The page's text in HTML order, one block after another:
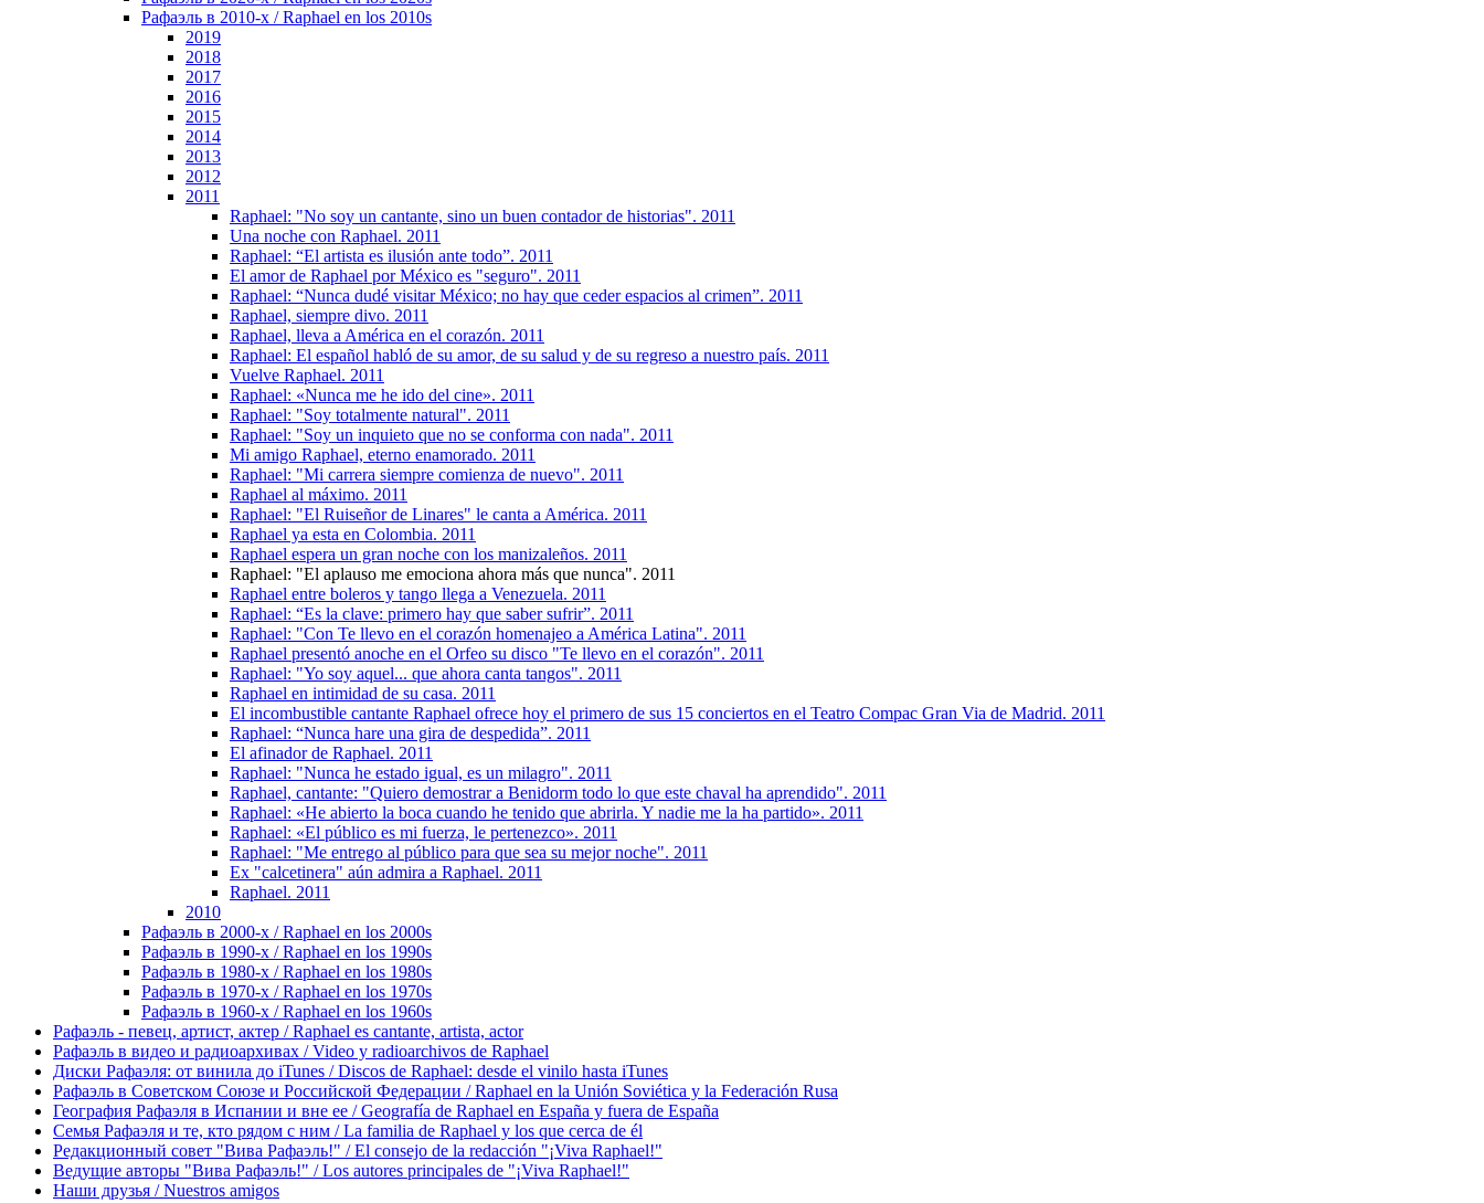
Рафаэль в 2010-х / Raphael en los 2010s
2019
2018
2017
2016
2015
2014
2013
2012
2011
Raphael: "No soy un cantante, sino un buen contador de historias". 2011
Una noche con Raphael. 2011
Raphael: “El artista es ilusión ante todo”. 2011
El amor de Raphael por México es "seguro". 2011
Raphael: “Nunca dudé visitar México; no hay que ceder espacios al crimen”. 2011
Raphael, siempre divo. 2011
Raphael, lleva a América en el corazón. 2011
Raphael: El español habló de su amor, de su salud y de su regreso a nuestro país. 2011
Vuelve Raphael. 2011
Raphael: «Nunca me he ido del cine». 2011
Raphael: "Soy totalmente natural". 2011
Raphael: "Soy un inquieto que no se conforma con nada". 2011
Mi amigo Raphael, eterno enamorado. 2011
Raphael: "Mi carrera siempre comienza de nuevo". 2011
Raphael al máximo. 2011
Raphael: "El Ruiseñor de Linares" le canta a América. 2011
Raphael ya esta en Colombia. 2011
Raphael espera un gran noche con los manizaleños. 2011
Raphael: "El aplauso me emociona ahora más que nunca". 2011
Raphael entre boleros y tango llega a Venezuela. 2011
Raphael: “Es la clave: primero hay que saber sufrir”. 2011
Raphael: "Con Te llevo en el corazón homenajeo a América Latina". 2011
Raphael presentó anoche en el Orfeo su disco "Te llevo en el corazón". 2011
Raphael: "Yo soy aquel... que ahora canta tangos". 2011
Raphael en intimidad de su casa. 2011
El incombustible cantante Raphael ofrece hoy el primero de sus 15 conciertos en el Teatro Compac Gran Via de Madrid. 2011
Raphael: “Nunca hare una gira de despedida”. 2011
El afinador de Raphael. 2011
Raphael: "Nunca he estado igual, es un milagro". 2011
Raphael, cantante: "Quiero demostrar a Benidorm todo lo que este chaval ha aprendido". 2011
Raphael: «He abierto la boca cuando he tenido que abrirla. Y nadie me la ha partido». 2011
Raphael: «El público es mi fuerza, le pertenezco». 2011
Raphael: "Me entrego al público para que sea su mejor noche". 2011
Ex "calcetinera" aún admira a Raphael. 2011
Raphael. 2011
2010
Рафаэль в 2000-х / Raphael en los 2000s
Рафаэль в 1990-х / Raphael en los 1990s
Рафаэль в 1980-х / Raphael en los 1980s
Рафаэль в 1970-х / Raphael en los 1970s
Рафаэль в 1960-х / Raphael en los 1960s
Рафаэль - певец, артист, актер / Raphael es cantante, artista, actor
Рафаэль в видео и радиоархивах / Video y radioarchivos de Raphael
Диски Рафаэля: от винила до iTunes / Discos de Raphael: desde el vinilo hasta iTunes
Рафаэль в Советском Союзе и Российской Федерации / Raphael en la Unión Soviética y la Federación Rusa
География Рафаэля в Испании и вне ее / Geografía de Raphael en España y fuera de España
Семья Рафаэля и те, кто рядом с ним / La familia de Raphael y los que cerca de él
Редакционный совет "Вива Рафаэль!" / El consejo de la redacción "¡Viva Raphael!"
Ведущие авторы "Вива Рафаэль!" / Los autores principales de "¡Viva Raphael!"
Наши друзья / Nuestros amigos